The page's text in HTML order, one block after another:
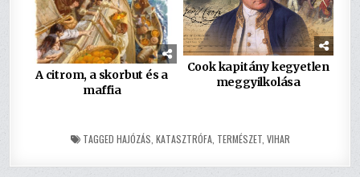
A citrom, a skorbut és a
maffia
Cook kapitány kegyetlen
meggyilkolása
TAGGED HAJÓZÁS KATASZTRÓFA, TERMÉSZET, VIHAR